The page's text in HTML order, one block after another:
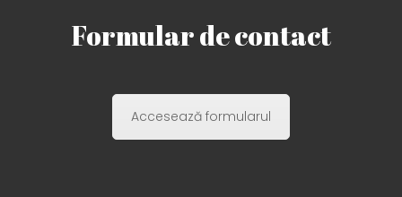
Formular de contact
Accesează formularul